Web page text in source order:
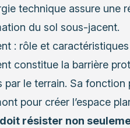
technique assure une
du sol sous-jacent.
: rôle et
constitue la barrière
par le terrain. Sa
pour créer l’espace
résister non